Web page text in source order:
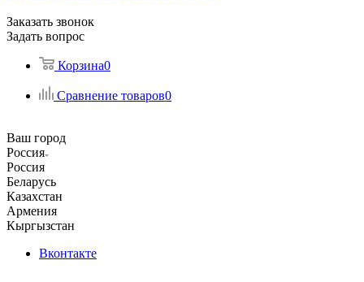
Заказать звонок
Задать вопрос
Корзина0
Сравнение товаров0
Ваш город
Россия
Россия
Беларусь
Казахстан
Армения
Кыргызстан
Вконтакте